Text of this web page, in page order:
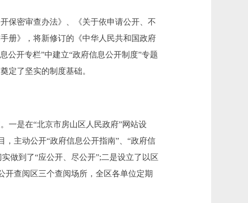
密审查办法》、《关于依申请公开、不
册》，将新修订的《中华人民共和国政府
公开专栏”中建立“政府信息公开制度”专题
定了坚实的制度基础。
是在“北京市房山区人民政府”网站设
，主动公开“政府信息公开指南”、“政府信
做到了“应公开、尽公开”;二是设立了以区
开查阅区三个查阅场所，全区各单位定期